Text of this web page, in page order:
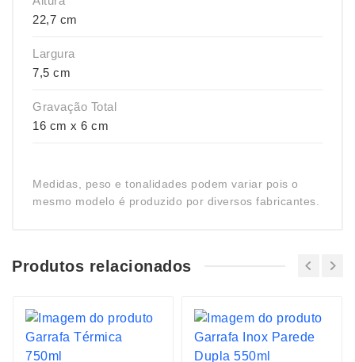
22,7 cm
Largura
7,5 cm
Gravação Total
16 cm x 6 cm
Medidas, peso e tonalidades podem variar pois o
mesmo modelo é produzido por diversos fabricantes.
Produtos relacionados